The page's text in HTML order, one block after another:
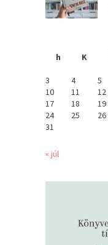
h
K
3
4 5
10
11 12
17
18 19
24
25 26
31
« júl